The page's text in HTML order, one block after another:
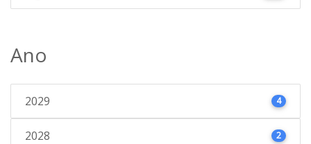
Ano
2029 4
2028 2